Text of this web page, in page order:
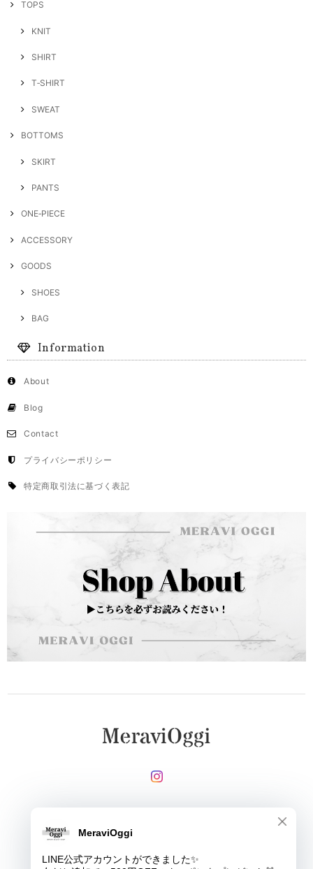
TOPS
KNIT
SHIRT
T‐SHIRT
SWEAT
BOTTOMS
SKIRT
PANTS
ONE‐PIECE
ACCESSORY
GOODS
SHOES
BAG
Information
About
Blog
Contact
プライバシーポリシー
特定商取引法に基づく表記